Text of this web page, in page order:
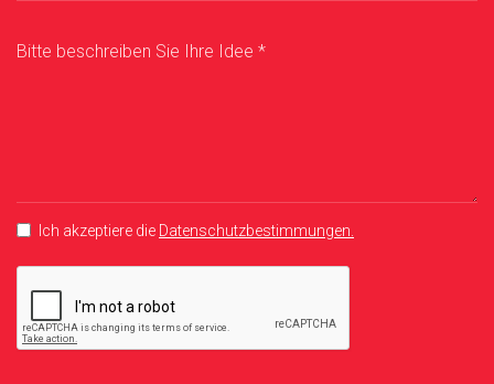
Ich akzeptiere die Datenschutzbestimmungen.